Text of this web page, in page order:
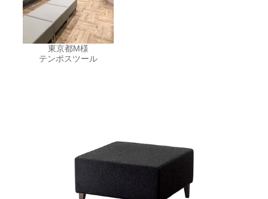
東京都M様
テンポスツール